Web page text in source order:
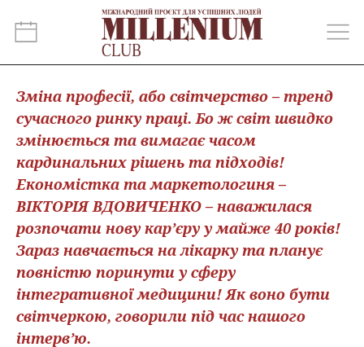
Зміна професії, або світчерство – тренд
сучасного ринку праці. Бо ж світ швидко
змінюється та вимагає часом
кардинальних рішень та підходів!
Економістка та маркетологиня –
ВІКТОРІЯ ВДОВИЧЕНКО – наважилася
розпочати нову кар’єру у майже 40 років!
Зараз навчається на лікарку та планує
повністю поринути у сферу
інтегративної медицини! Як воно бути
світчеркою, говорили під час нашого
інтерв’ю.